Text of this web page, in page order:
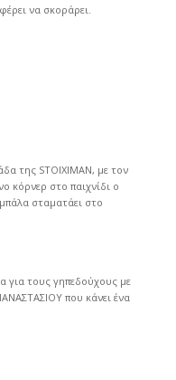
να σκοράρει.
της STOIXIMAN, με τον
κόρνερ στο παιχνίδι ο
σταματάει στο
για τους γηπεδούχους με
που κάνει ένα